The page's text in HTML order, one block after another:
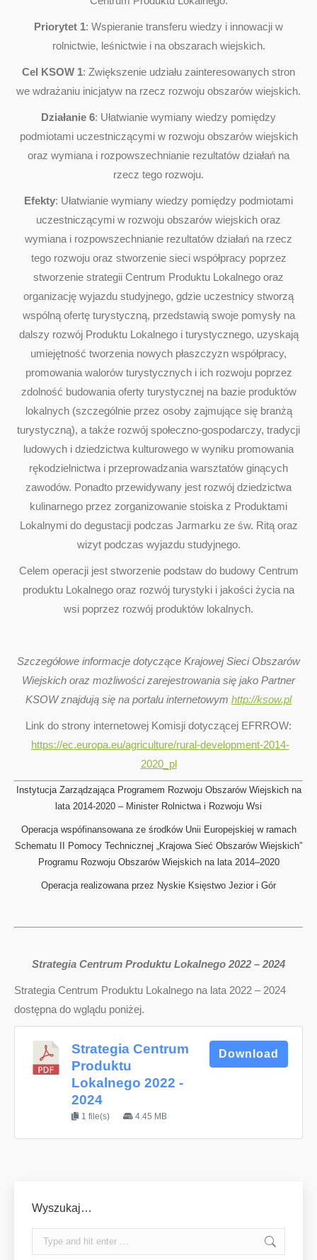
Priorytet 1: Wspieranie transferu wiedzy i innowacji w
rolnictwie, leśnictwie i na obszarach wiejskich.
Cel KSOW 1: Zwiększenie udziału zainteresowanych stron
we wdrażaniu inicjatyw na rzecz rozwoju obszarów wiejskich.
Działanie 6: Ułatwianie wymiany wiedzy pomiędzy
podmiotami uczestniczącymi w rozwoju obszarów wiejskich
oraz wymiana i rozpowszechnianie rezultatów działań na
rzecz tego rozwoju.
Efekty: Ułatwianie wymiany wiedzy pomiędzy podmiotami
uczestniczącymi w rozwoju obszarów wiejskich oraz
wymiana i rozpowszechnianie rezultatów działań na rzecz
tego rozwoju oraz stworzenie sieci współpracy poprzez
stworzenie strategii Centrum Produktu Lokalnego oraz
organizację wyjazdu studyjnego, gdzie uczestnicy stworzą
wspólną ofertę turystyczną, przedstawią swoje pomysły na
dalszy rozwój Produktu Lokalnego i turystycznego, uzyskają
umiejętność tworzenia nowych płaszczyzn współpracy,
promowania walorów turystycznych i ich rozwoju poprzez
zdolność budowania oferty turystycznej na bazie produktów
lokalnych (szczególnie przez osoby zajmujące się branżą
turystyczną), a także rozwój społeczno-gospodarczy, tradycji
ludowych i dziedzictwa kulturowego w wyniku promowania
rękodzielnictwa i przeprowadzania warsztatów ginących
zawodów. Ponadto przewidywany jest rozwój dziedzictwa
kulinarnego przez zorganizowanie stoiska z Produktami
Lokalnymi do degustacji podczas Jarmarku ze św. Ritą oraz
wizyt podczas wyjazdu studyjnego.
Celem operacji jest stworzenie podstaw do budowy Centrum
produktu Lokalnego oraz rozwój turystyki i jakości życia na
wsi poprzez rozwój produktów lokalnych.
Szczegółowe informacje dotyczące Krajowej Sieci Obszarów
Wiejskich oraz możliwości zarejestrowania się jako Partner
KSOW znajdują się na portalu internetowym http://ksow.pl
Link do strony internetowej Komisji dotyczącej EFRROW:
https://ec.europa.eu/agriculture/rural-development-2014-
2020_pl
Instytucja Zarządzająca Programem Rozwoju Obszarów Wiejskich na
lata 2014-2020 – Minister Rolnictwa i Rozwoju Wsi
Operacja wspófinansowana ze środków Unii Europejskiej w ramach
Schematu II Pomocy Technicznej „Krajowa Sieć Obszarów Wiejskich”
Programu Rozwoju Obszarów Wiejskich na lata 2014–2020
Operacja realizowana przez Nyskie Księstwo Jezior i Gór
Strategia Centrum Produktu Lokalnego 2022 – 2024
Strategia Centrum Produktu Lokalnego na lata 2022 – 2024
dostępna do wglądu poniżej.
Strategia Centrum
Produktu
Lokalnego 2022 -
2024
1 file(s) 4.45 MB
Download
Wyszukaj…
Search: